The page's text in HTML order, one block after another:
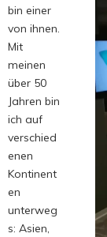
bin einer
von ihnen.
Mit
meinen
über 50
Jahren bin
ich auf
verschied
enen
Kontinent
en
unterweg
s: Asien,